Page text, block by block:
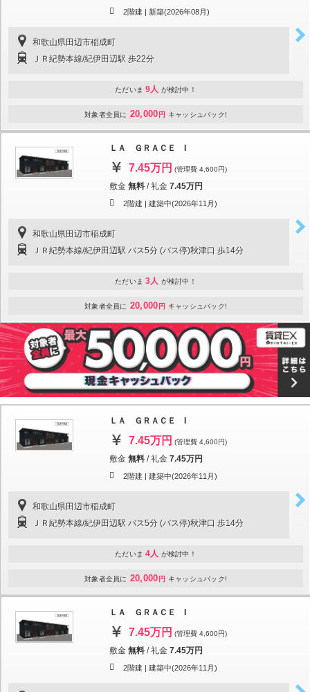
2階建 | 新築(2026年08月)
和歌山県田辺市稲成町
ＪＲ紀勢本線/紀伊田辺駅 歩22分
ただいま 9人 が検討中！
対象者全員に 20,000 円 キャッシュバック!
ＬＡ ＧＲＡＣＥ I
7.45万円 (管理費 4,600円)
敷金 無料 /礼金 7.45万円
2階建 | 建築中(2026年11月)
和歌山県田辺市稲成町
ＪＲ紀勢本線/紀伊田辺駅 バス5分 (バス停)秋津口 歩14分
ただいま 3人 が検討中！
対象者全員に 20,000 円 キャッシュバック!
ＬＡ ＧＲＡＣＥ I
7.45万円 (管理費 4,600円)
敷金 無料 /礼金 7.45万円
2階建 | 建築中(2026年11月)
和歌山県田辺市稲成町
ＪＲ紀勢本線/紀伊田辺駅 バス5分 (バス停)秋津口 歩14分
ただいま 4人 が検討中！
対象者全員に 20,000 円 キャッシュバック!
ＬＡ ＧＲＡＣＥ I
7.45万円 (管理費 4,600円)
敷金 無料 /礼金 7.45万円
2階建 | 建築中(2026年11月)